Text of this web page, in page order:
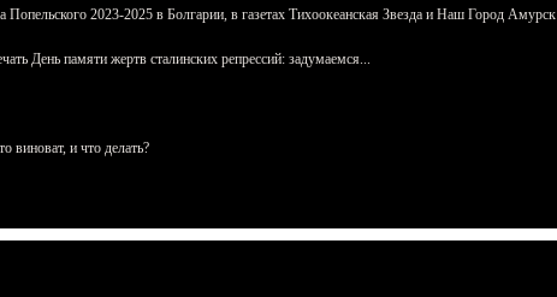
2023-2025 в Болгарии, в газетах Тихоокеанская Звезда и Наш Город Амурск
День памяти жертв сталинских репрессий: задумаемся...
виноват, и что делать?